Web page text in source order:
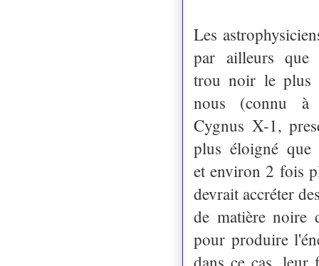
Les
par ailleurs que
trou noir le plus
nous (connu
Cygnus X-1,
plus éloigné que
et environ 2 fois
devrait accréter
de matière noire
pour produire
dans ce cas, leur